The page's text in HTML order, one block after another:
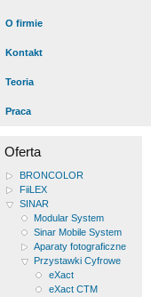
O firmie
Kontakt
Teoria
Praca
Oferta
BRONCOLOR
FiiLEX
SINAR
Modular System
Sinar Mobile System
Aparaty fotograficzne
Przystawki Cyfrowe
eXact
eXact CTM